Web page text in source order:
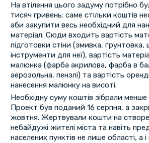
На втілення цього задуму потрібно
тисяч гривень: саме стільки коштів
аби закупити весь необхідний для
матеріал. Сюди входить вартість
підготовки стіни (змивка, ґрунтовка,
інструменти для неї), вартість
малюнка (фарба акрилова, фарба в
аерозольна, пензлі) та вартість
нанесення малюнку на висоті.
Необхідну суму коштів зібрали менше
Проект був поданий 16 серпня, а
жовтня. Жертвували кошти на
небайдужі жителі міста та навіть
населених пунктів не лише області, а і